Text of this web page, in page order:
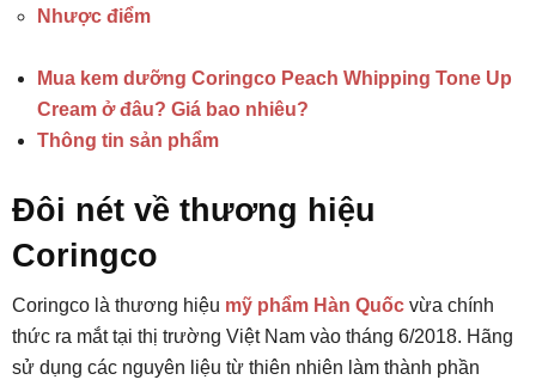
Nhược điểm
Mua kem dưỡng Coringco Peach Whipping Tone Up
Cream ở đâu? Giá bao nhiêu?
Thông tin sản phẩm
Đôi nét về thương hiệu
Coringco
Coringco là thương hiệu mỹ phẩm Hàn Quốc vừa chính
thức ra mắt tại thị trường Việt Nam vào tháng 6/2018. Hãng
sử dụng các nguyên liệu từ thiên nhiên làm thành phần